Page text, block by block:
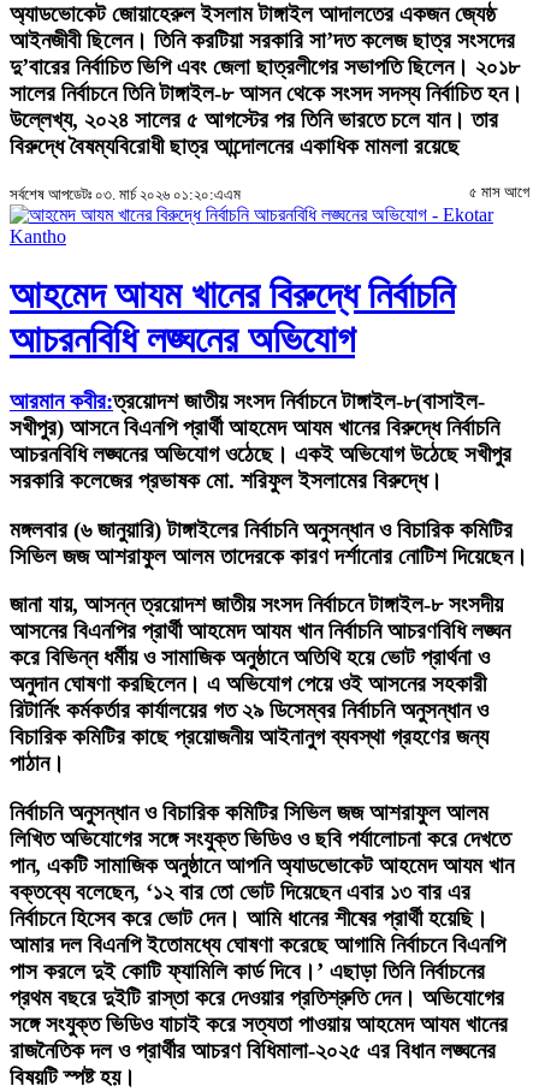
অ্যাডভোকেট জোয়াহেরুল ইসলাম টাঙ্গাইল আদালতের একজন জ্যেষ্ঠ
আইনজীবী ছিলেন। তিনি করটিয়া সরকারি সা’দত কলেজ ছাত্র সংসদের
দু’বারের নির্বাচিত ভিপি এবং জেলা ছাত্রলীগের সভাপতি ছিলেন। ২০১৮
সালের নির্বাচনে তিনি টাঙ্গাইল-৮ আসন থেকে সংসদ সদস্য নির্বাচিত হন।
উল্লেখ্য, ২০২৪ সালের ৫ আগস্টের পর তিনি ভারতে চলে যান। তার
বিরুদ্ধে বৈষম্যবিরোধী ছাত্র আন্দোলনের একাধিক মামলা রয়েছে
সর্বশেষ আপডেটঃ ০৩. মার্চ ২০২৬ ০১:২০:এএম ৫ মাস আগে
আহমেদ আযম খানের বিরুদ্ধে নির্বাচনি
আচরনবিধি লঙ্ঘনের অভিযোগ
আরমান কবীর:ত্রয়োদশ জাতীয় সংসদ নির্বাচনে টাঙ্গাইল-৮(বাসাইল-
সখীপুর) আসনে বিএনপি প্রার্থী আহমেদ আযম খানের বিরুদ্ধে নির্বাচনি
আচরনবিধি লঙ্ঘনের অভিযোগ ওঠেছে। একই অভিযোগ উঠেছে সখীপুর
সরকারি কলেজের প্রভাষক মো. শরিফুল ইসলামের বিরুদ্ধে।
মঙ্গলবার (৬ জানুয়ারি) টাঙ্গাইলের নির্বাচনি অনুসন্ধান ও বিচারিক কমিটির
সিভিল জজ আশরাফুল আলম তাদেরকে কারণ দর্শানোর নোটিশ দিয়েছেন।
জানা যায়, আসন্ন ত্রয়োদশ জাতীয় সংসদ নির্বাচনে টাঙ্গাইল-৮ সংসদীয়
আসনের বিএনপির প্রার্থী আহমেদ আযম খান নির্বাচনি আচরণবিধি লঙ্ঘন
করে বিভিন্ন ধর্মীয় ও সামাজিক অনুষ্ঠানে অতিথি হয়ে ভোট প্রার্থনা ও
অনুদান ঘোষণা করছিলেন। এ অভিযোগ পেয়ে ওই আসনের সহকারী
রিটার্নিং কর্মকর্তার কার্যালয়ের গত ২৯ ডিসেম্বর নির্বাচনি অনুসন্ধান ও
বিচারিক কমিটির কাছে প্রয়োজনীয় আইনানুগ ব্যবস্থা গ্রহণের জন্য
পাঠান।
নির্বাচনি অনুসন্ধান ও বিচারিক কমিটির সিভিল জজ আশরাফুল আলম
লিখিত অভিযোগের সঙ্গে সংযুক্ত ভিডিও ও ছবি পর্যালোচনা করে দেখতে
পান, একটি সামাজিক অনুষ্ঠানে আপনি অ্যাডভোকেট আহমেদ আযম খান
বক্তব্যে বলেছেন, ‘১২ বার তো ভোট দিয়েছেন এবার ১৩ বার এর
নির্বাচনে হিসেব করে ভোট দেন। আমি ধানের শীষের প্রার্থী হয়েছি।
আমার দল বিএনপি ইতোমধ্যে ঘোষণা করেছে আগামি নির্বাচনে বিএনপি
পাস করলে দুই কোটি ফ্যামিলি কার্ড দিবে।’ এছাড়া তিনি নির্বাচনের
প্রথম বছরে দুইটি রাস্তা করে দেওয়ার প্রতিশ্রুতি দেন। অভিযোগের
সঙ্গে সংযুক্ত ভিডিও যাচাই করে সত্যতা পাওয়ায় আহমেদ আযম খানের
রাজনৈতিক দল ও প্রার্থীর আচরণ বিধিমালা-২০২৫ এর বিধান লঙ্ঘনের
বিষয়টি স্পষ্ট হয়।